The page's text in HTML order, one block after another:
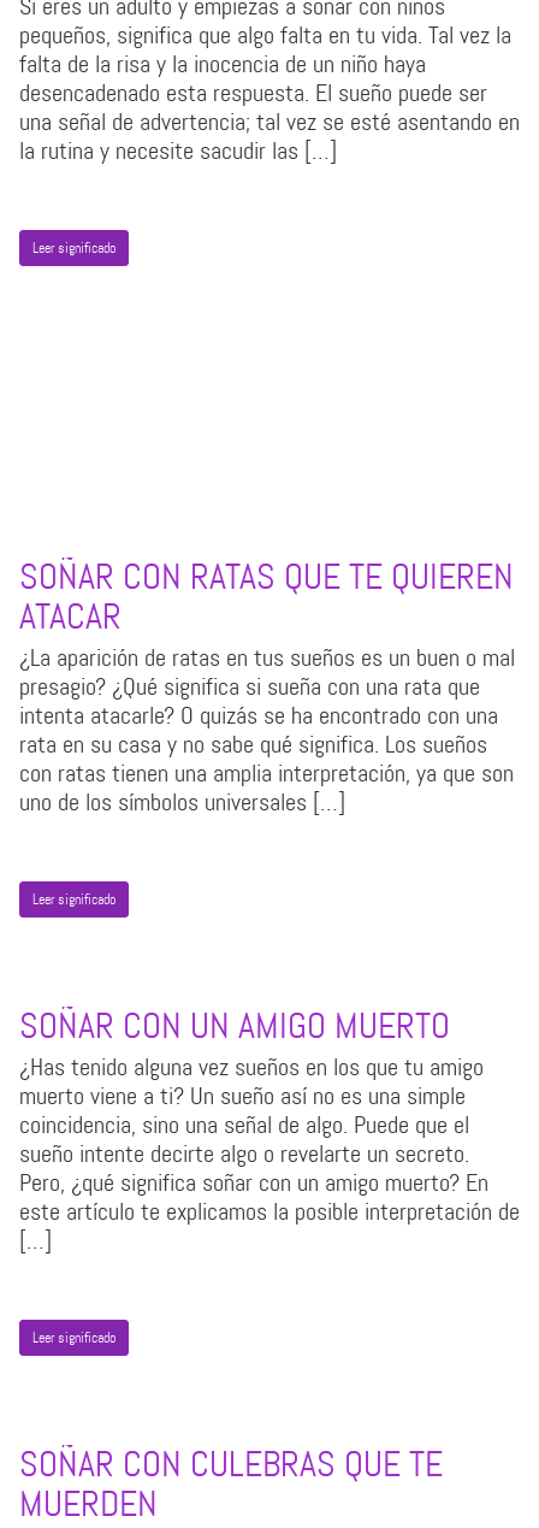
pequeños, significa que algo falta en tu vida. Tal vez la
falta de la risa y la inocencia de un niño haya
desencadenado esta respuesta. El sueño puede ser
una señal de advertencia; tal vez se esté asentando en
la rutina y necesite sacudir las […]
Leer significado
SOÑAR CON RATAS QUE TE QUIEREN
ATACAR
¿La aparición de ratas en tus sueños es un buen o mal
presagio? ¿Qué significa si sueña con una rata que
intenta atacarle? O quizás se ha encontrado con una
rata en su casa y no sabe qué significa. Los sueños
con ratas tienen una amplia interpretación, ya que son
uno de los símbolos universales […]
Leer significado
SOÑAR CON UN AMIGO MUERTO
¿Has tenido alguna vez sueños en los que tu amigo
muerto viene a ti? Un sueño así no es una simple
coincidencia, sino una señal de algo. Puede que el
sueño intente decirte algo o revelarte un secreto.
Pero, ¿qué significa soñar con un amigo muerto? En
este artículo te explicamos la posible interpretación de
[…]
Leer significado
SOÑAR CON CULEBRAS QUE TE
MUERDEN